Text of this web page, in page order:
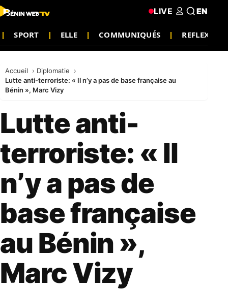
SPORT ELLE COMMUNIQUÉS REFLEXION
LIVE EN
Accueil
Diplomatie
Lutte anti-terroriste: « Il n’y a pas de base française au
Bénin », Marc Vizy
Lutte anti-
terroriste: « Il
n’y a pas de
base française
au Bénin »,
Marc Vizy